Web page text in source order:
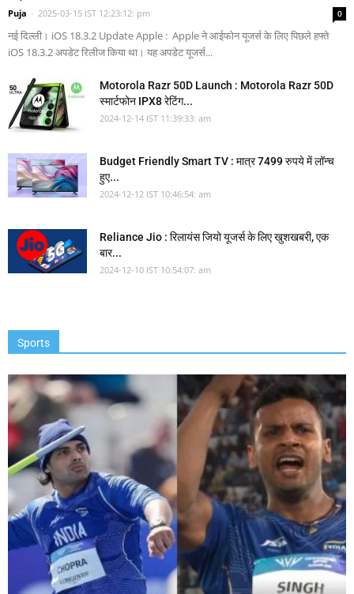
Puja - 2025-03-15 IST 12:23:12: pm 0
नई दिल्ली। iOS 18.3.2 Update Apple : Apple ने आईफोन यूजर्स के लिए पिछले हफ्ते
iOS 18.3.2 अपडेट रिलीज किया था। यह अपडेट यूजर्स...
Motorola Razr 50D Launch : Motorola Razr 50D
स्मार्टफोन IPX8 रेटिंग...
2024-12-14 IST 11:39:33: am
Budget Friendly Smart TV : मात्र 7499 रुपये में लॉन्च
हुए...
2024-12-12 IST 10:46:54: am
Reliance Jio : रिलायंस जियो यूजर्स के लिए खुशखबरी, एक
बार...
2024-12-10 IST 10:54:07: am
Sports